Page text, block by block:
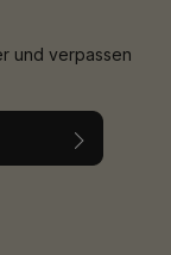
und verpassen